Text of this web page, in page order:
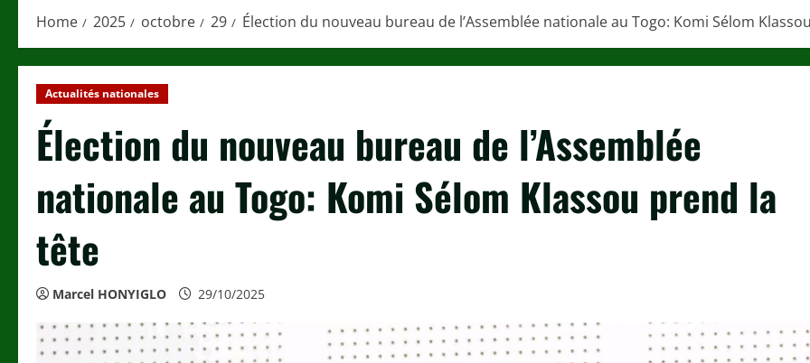
Home 2025 octobre 29 Élection du nouveau bureau de l’Assemblée nationale au Togo: Komi Sélom
Actualités nationales
Élection du nouveau bureau de l’Assemblée
nationale au Togo: Komi Sélom Klassou prend la
tête
Marcel HONYIGLO 29/10/2025